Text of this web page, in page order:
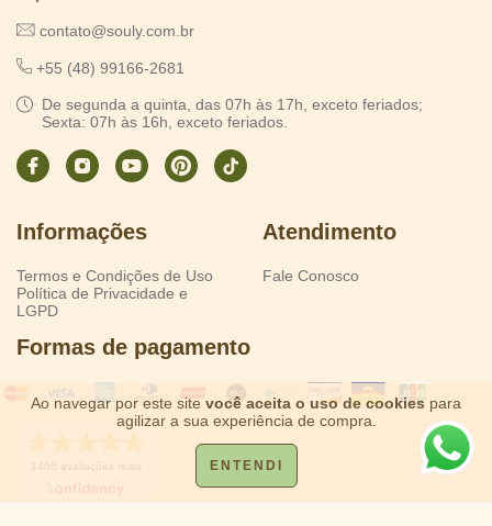
Ao navegar por este site você aceita o uso de cookies para
agilizar a sua experiência de compra.
ENTENDI
contato@souly.com.br
+55 (48) 99166-2681
De segunda a quinta, das 07h às 17h, exceto feriados;
Sexta: 07h às 16h, exceto feriados.
Informações
Termos e Condições de Uso
Política de Privacidade e
LGPD
Atendimento
Fale Conosco
Formas de pagamento
1405 avaliações reais